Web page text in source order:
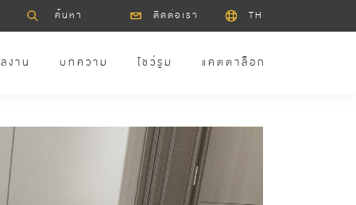
ติดต่อเรา TH
งาน บทความ โชว์รูม แคตตาล็อก